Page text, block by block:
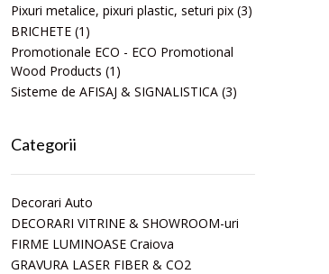
Pixuri metalice, pixuri plastic, seturi pix (3)
BRICHETE (1)
Promotionale ECO - ECO Promotional
Wood Products (1)
Sisteme de AFISAJ & SIGNALISTICA (3)
Categorii
Decorari Auto
DECORARI VITRINE & SHOWROOM-uri
FIRME LUMINOASE Craiova
GRAVURA LASER FIBER & CO2